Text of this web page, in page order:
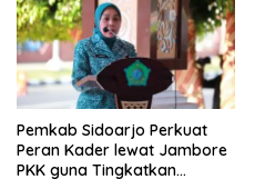
Pemkab Sidoarjo Perkuat
Peran Kader lewat Jambore
PKK guna Tingkatkan